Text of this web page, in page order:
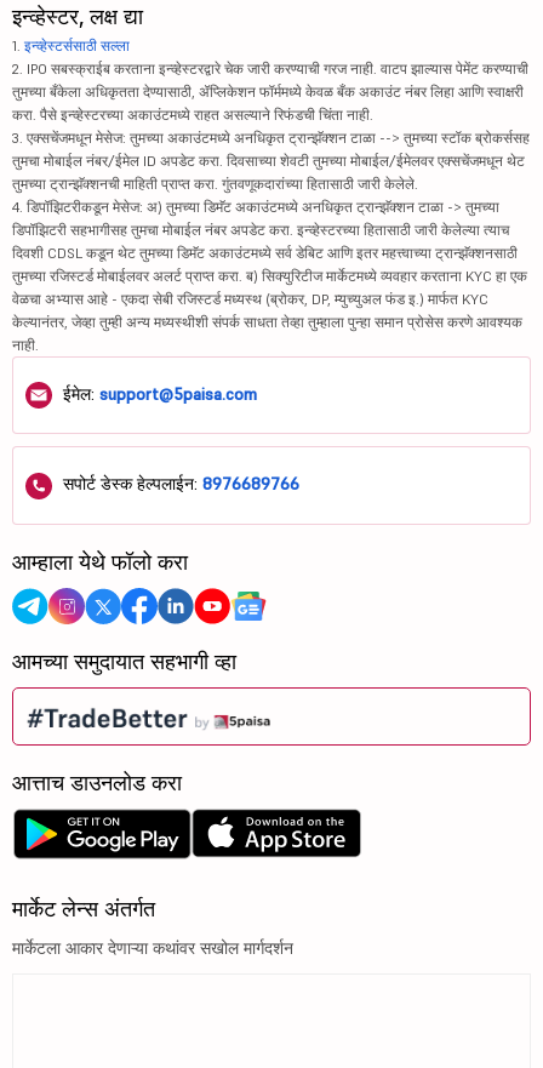
इन्व्हेस्टर, लक्ष द्या
1. इन्व्हेस्टर्ससाठी सल्ला
2. IPO सबस्क्राईब करताना इन्व्हेस्टरद्वारे चेक जारी करण्याची गरज नाही. वाटप झाल्यास पेमेंट करण्याची
तुमच्या बँकेला अधिकृतता देण्यासाठी, ॲप्लिकेशन फॉर्ममध्ये केवळ बँक अकाउंट नंबर लिहा आणि स्वाक्षरी
करा. पैसे इन्व्हेस्टरच्या अकाउंटमध्ये राहत असल्याने रिफंडची चिंता नाही.
3. एक्सचेंजमधून मेसेज: तुमच्या अकाउंटमध्ये अनधिकृत ट्रान्झॅक्शन टाळा --> तुमच्या स्टॉक ब्रोकर्ससह
तुमचा मोबाईल नंबर/ईमेल ID अपडेट करा. दिवसाच्या शेवटी तुमच्या मोबाईल/ईमेलवर एक्सचेंजमधून थेट
तुमच्या ट्रान्झॅक्शनची माहिती प्राप्त करा. गुंतवणूकदारांच्या हितासाठी जारी केलेले.
4. डिपॉझिटरीकडून मेसेज: अ) तुमच्या डिमॅट अकाउंटमध्ये अनधिकृत ट्रान्झॅक्शन टाळा -> तुमच्या
डिपॉझिटरी सहभागीसह तुमचा मोबाईल नंबर अपडेट करा. इन्व्हेस्टरच्या हितासाठी जारी केलेल्या त्याच
दिवशी CDSL कडून थेट तुमच्या डिमॅट अकाउंटमध्ये सर्व डेबिट आणि इतर महत्त्वाच्या ट्रान्झॅक्शनसाठी
तुमच्या रजिस्टर्ड मोबाईलवर अलर्ट प्राप्त करा. ब) सिक्युरिटीज मार्केटमध्ये व्यवहार करताना KYC हा एक
वेळचा अभ्यास आहे - एकदा सेबी रजिस्टर्ड मध्यस्थ (ब्रोकर, DP, म्युच्युअल फंड इ.) मार्फत KYC
केल्यानंतर, जेव्हा तुम्ही अन्य मध्यस्थीशी संपर्क साधता तेव्हा तुम्हाला पुन्हा समान प्रोसेस करणे आवश्यक
नाही.
ईमेल: support@5paisa.com
सपोर्ट डेस्क हेल्पलाईन: 8976689766
आम्हाला येथे फॉलो करा
आमच्या समुदायात सहभागी व्हा
आत्ताच डाउनलोड करा
मार्केट लेन्स अंतर्गत
मार्केटला आकार देणाऱ्या कथांवर सखोल मार्गदर्शन